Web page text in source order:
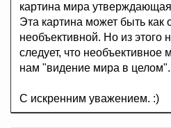
картина мира
Эта картина может быть как
необъективной. Но из этого
следует, что необъективное
нам "видение мира в целом".
С искренним уважением. :)